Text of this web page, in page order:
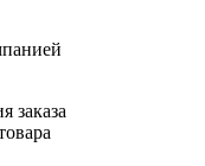
заказа